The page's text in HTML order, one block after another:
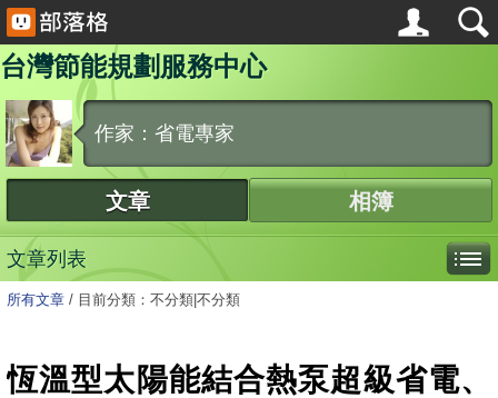
台灣節能規劃服務中心
作家：省電專家
文章 相簿
文章列表
所有文章 / 目前分類：不分類|不分類
恆溫型太陽能結合熱泵超級省電、